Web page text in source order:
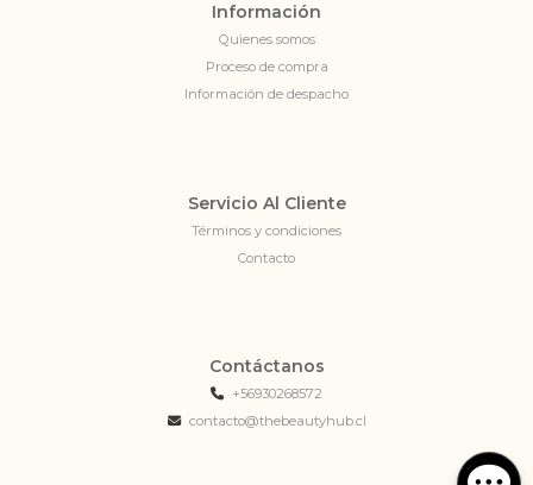
Información
Quienes somos
Proceso de compra
Información de despacho
Servicio Al Cliente
Términos y condiciones
Contacto
Contáctanos
+56930268572
contacto@thebeautyhub.cl